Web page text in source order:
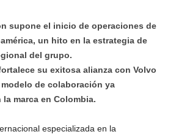
supone el inicio de operaciones de
un hito en la estrategia de
del grupo.
su exitosa alianza con Volvo
de colaboración ya
marca en Colombia.
especializada en la